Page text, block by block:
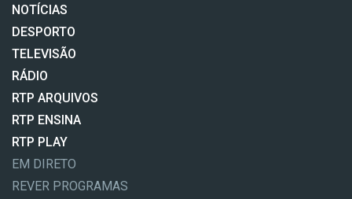
NOTÍCIAS
DESPORTO
TELEVISÃO
RÁDIO
RTP ARQUIVOS
RTP ENSINA
RTP PLAY
EM DIRETO
REVER PROGRAMAS